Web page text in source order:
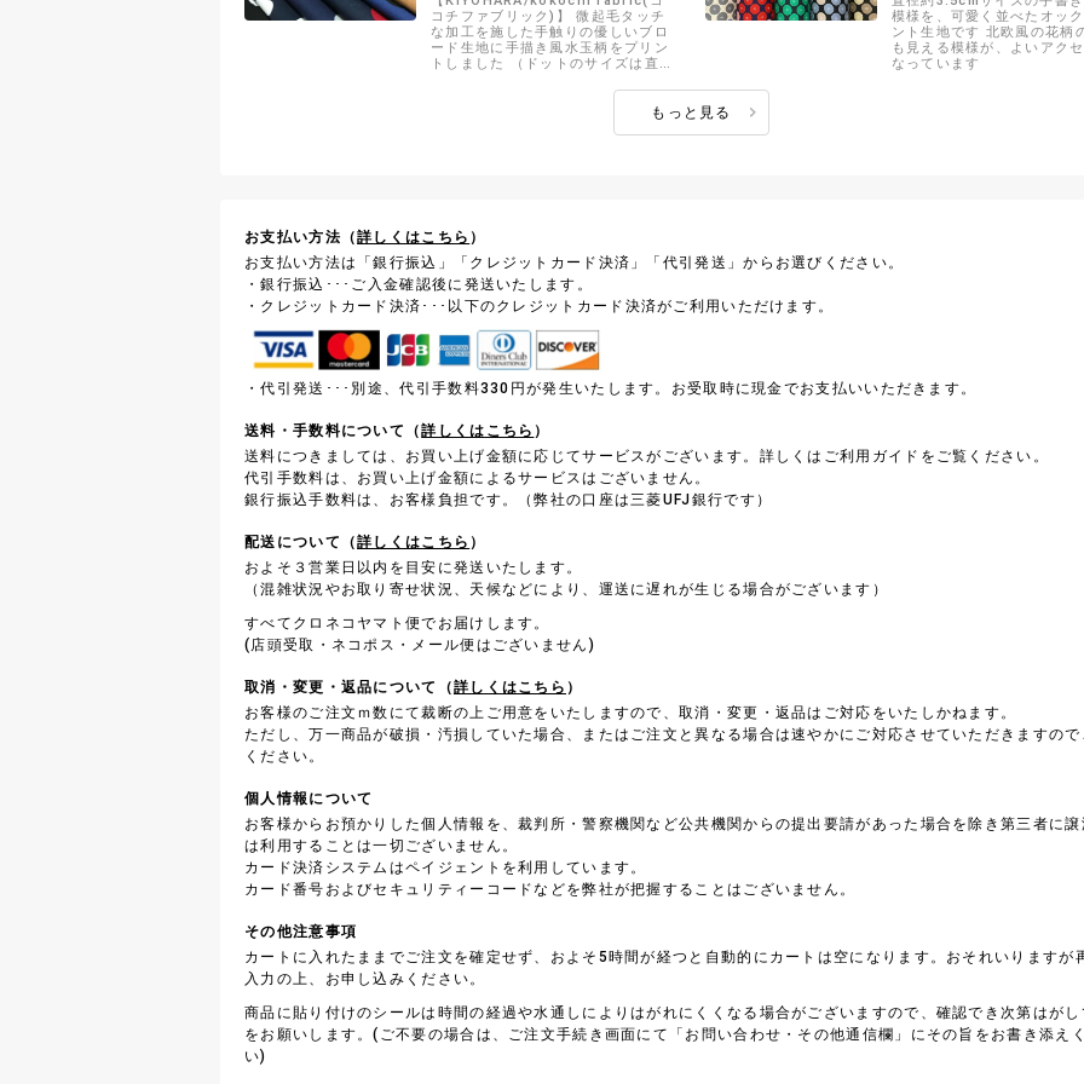
コチファブリック)】 微起毛タッチ
な加工を施した手触りの優しいブロ
ード生地に手描き風水玉柄をプリン
トしました （ドットのサイズは直径
模様を、可愛く並べたオック
ント生地です 北欧風の花柄
も見える模様が、よいアク
なっています
もっと見る
お支払い方法（詳しくはこちら ）
お支払い方法は「銀行振込」「クレジットカード決済」「代引発送」からお選びください。
・銀行振込･･･ご入金確認後に発送いたします。
・クレジットカード決済･･･以下のクレジットカード決済がご利用いただけます。
・代引発送･･･別途、代引手数料330円が発生いたします。お受取時に現金でお支払いいただきます。
送料・手数料について（詳しくはこちら ）
送料につきましては、お買い上げ金額に応じてサービスがございます。詳しくはご利用ガイドをご覧ください。
代引手数料は、お買い上げ金額によるサービスはございません。
銀行振込手数料は、お客様負担です。（弊社の口座は三菱UFJ銀行です）
配送について（詳しくはこちら ）
およそ３営業日以内を目安に発送いたします。
（混雑状況やお取り寄せ状況、天候などにより、運送に遅れが生じる場合がございます）
すべてクロネコヤマト便でお届けします。
(店頭受取・ネコポス・メール便はございません)
取消・変更・返品について（詳しくはこちら ）
お客様のご注文ｍ数にて裁断の上ご用意をいたしますので、取消・変更・返品はご対応をいたしかねます。
ただし、万一商品が破損・汚損していた場合、またはご注文と異なる場合は速やかにご対応させていただきますので
ください。
個人情報について
お客様からお預かりした個人情報を、裁判所・警察機関など公共機関からの提出要請があった場合を除き第三者に譲
は利用することは一切ございません。
カード決済システムはペイジェントを利用しています。
カード番号およびセキュリティーコードなどを弊社が把握することはございません。
その他注意事項
カートに入れたままでご注文を確定せず、およそ5時間が経つと自動的にカートは空になります。おそれいりますが
入力の上、お申し込みください。
商品に貼り付けのシールは時間の経過や水通しによりはがれにくくなる場合がございますので、確認でき次第はがし
をお願いします。(ご不要の場合は、ご注文手続き画面にて「お問い合わせ・その他通信欄」にその旨をお書き添え
い)